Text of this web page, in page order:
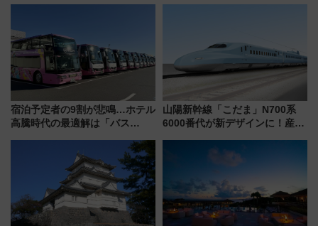
快適な船旅はいかが？
宿泊予定者の9割が悲鳴…ホテル
高騰時代の最適解は「バス
した、推し活遠征や観光時のリ
山陽新幹線「こだま」N700系
6000番代が新デザインに！産学
用は今冬から